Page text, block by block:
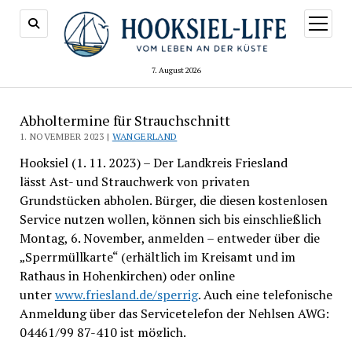
7. August 2026
Menü
öffnen
Abholtermine für Strauchschnitt
1. NOVEMBER 2023 | WANGERLAND
Hooksiel (1. 11. 2023) – Der Landkreis Friesland
lässt Ast- und Strauchwerk von privaten
Grundstücken abholen. Bürger, die diesen kostenlosen
Service nutzen wollen, können sich bis einschließlich
Montag, 6. November, anmelden – entweder über die
„Sperrmüllkarte“ (erhältlich im Kreisamt und im
Rathaus in Hohenkirchen) oder online
unterwww.friesland.de/sperrig. Auch eine telefonische
Anmeldung über das Servicetelefon der Nehlsen AWG:
04461/99 87-410 ist möglich.